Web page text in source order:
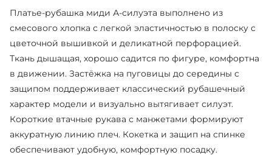
Платье-рубашка миди А-силуэта выполнено из
смесового хлопка с легкой эластичностью в полоску с
цветочной вышивкой и деликатной перфорацией.
Ткань дышащая, хорошо садится по фигуре, комфортна
в движении. Застёжка на пуговицы до середины с
защипом поддерживает классический рубашечный
характер модели и визуально вытягивает силуэт.
Короткие втачные рукава с манжетами формируют
аккуратную линию плеч. Кокетка и защип на спинке
обеспечивают удобную, комфортную посадку.